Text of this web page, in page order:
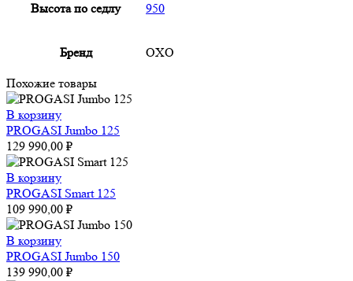
Высота по седлу 950
Бренд OXO
Похожие товары
В корзину
PROGASI Jumbo 125
129 990,00 ₽
В корзину
PROGASI Smart 125
109 990,00 ₽
В корзину
PROGASI Jumbo 150
139 990,00 ₽